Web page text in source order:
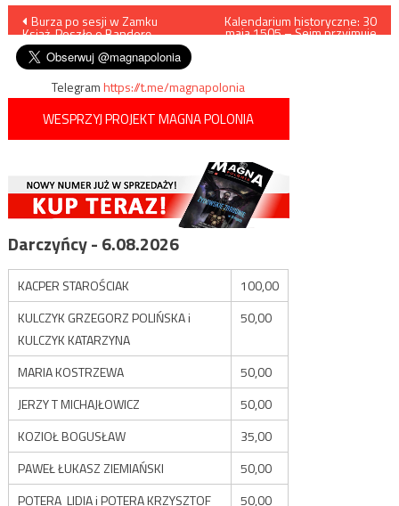
Nawigacja
wpisu
Burza po sesji w Zamku
Książ. Poszło o Banderę
Kalendarium historyczne: 30
maja 1505 – Sejm przyjmuje
Telegramhttps://t.me/magnapolonia
WESPRZYJ PROJEKT MAGNA POLONIA
Darczyńcy - 6.08.2026
KACPER STAROŚCIAK
100,00
KULCZYK GRZEGORZ POLIŃSKA i
KULCZYK KATARZYNA
50,00
MARIA KOSTRZEWA
50,00
JERZY T MICHAJŁOWICZ
50,00
KOZIOŁ BOGUSŁAW
35,00
PAWEŁ ŁUKASZ ZIEMIAŃSKI
50,00
POTERA LIDIA i POTERA KRZYSZTOF
50,00